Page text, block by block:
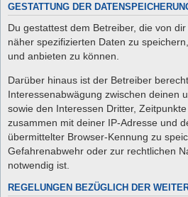
GESTATTUNG DER
Du gestattest dem Betreiber, die von
näher spezifizierten Daten zu
und anbieten zu können.
Darüber hinaus ist der Betreiber
Interessenabwägung zwischen deinen
sowie den Interessen Dritter,
zusammen mit deiner IP-Adresse und
übermittelter Browser-Kennung zu
Gefahrenabwehr oder zur rechtlichen
notwendig ist.
REGELUNGEN BEZÜGLICH DER